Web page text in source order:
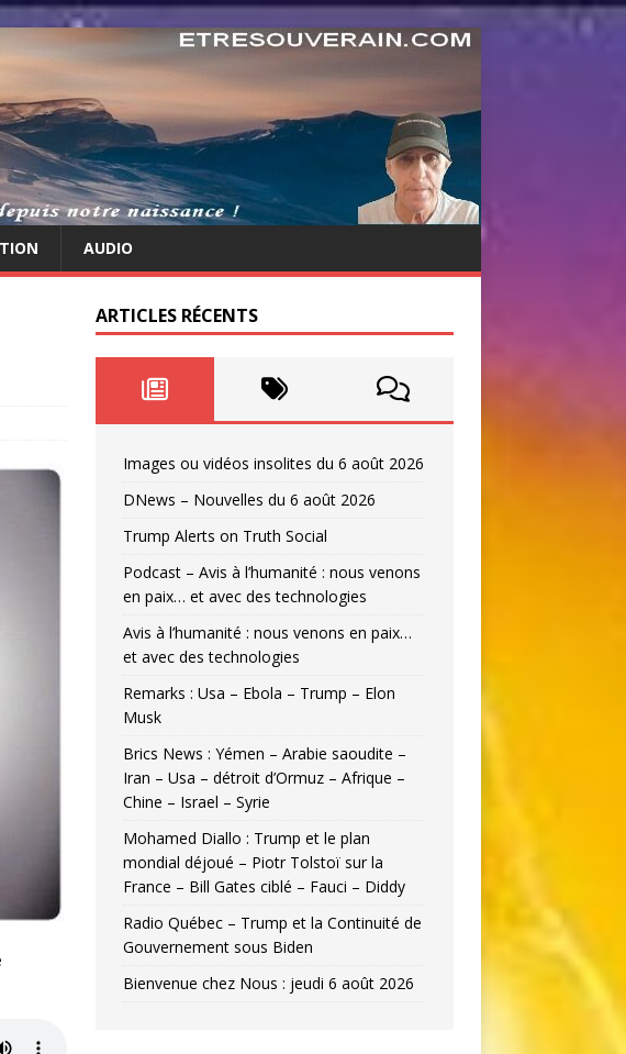
AUDIO
ARTICLES RÉCENTS
Images ou vidéos insolites du 6 août 2026
DNews – Nouvelles du 6 août 2026
Trump Alerts on Truth Social
Podcast – Avis à l’humanité : nous venons
en paix… et avec des technologies
Avis à l’humanité : nous venons en paix…
et avec des technologies
Remarks : Usa – Ebola – Trump – Elon
Musk
Brics News : Yémen – Arabie saoudite –
Iran – Usa – détroit d’Ormuz – Afrique –
Chine – Israel – Syrie
Mohamed Diallo : Trump et le plan
mondial déjoué – Piotr Tolstoï sur la
France – Bill Gates ciblé – Fauci – Diddy
Radio Québec – Trump et la Continuité de
Gouvernement sous Biden
Bienvenue chez Nous : jeudi 6 août 2026